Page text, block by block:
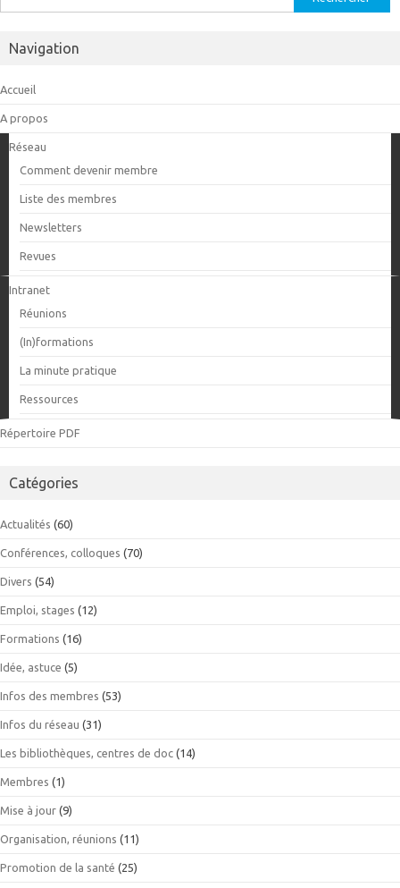
Navigation
Accueil
A propos
Réseau
Comment devenir membre
Liste des membres
Newsletters
Revues
Intranet
Réunions
(In)formations
La minute pratique
Ressources
Répertoire PDF
Catégories
Actualités (60)
Conférences, colloques (70)
Divers (54)
Emploi, stages (12)
Formations (16)
Idée, astuce (5)
Infos des membres (53)
Infos du réseau (31)
Les bibliothèques, centres de doc (14)
Membres (1)
Mise à jour (9)
Organisation, réunions (11)
Promotion de la santé (25)